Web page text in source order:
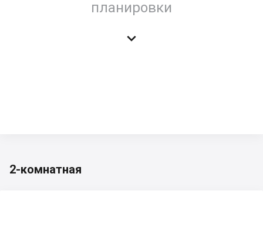
планировки

2-комнатная